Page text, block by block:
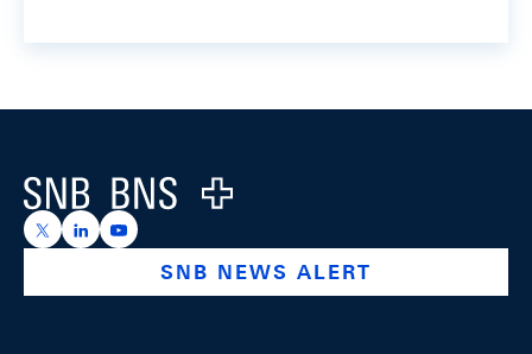
Logo
https://x.com/snb_bns
https://ch.linkedin.com/company/swiss-national-
https://www.youtube.com/@swissnationalbank
SNB NEWS ALERT